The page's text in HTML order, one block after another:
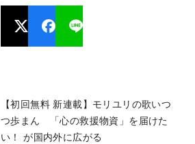
【初回無料 新連載】モリユリの歌いつ
つ歩まん 「心の救援物資」を届けた
い！ が国内外に広がる